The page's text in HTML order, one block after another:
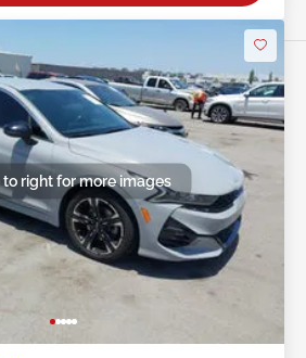
right for more images